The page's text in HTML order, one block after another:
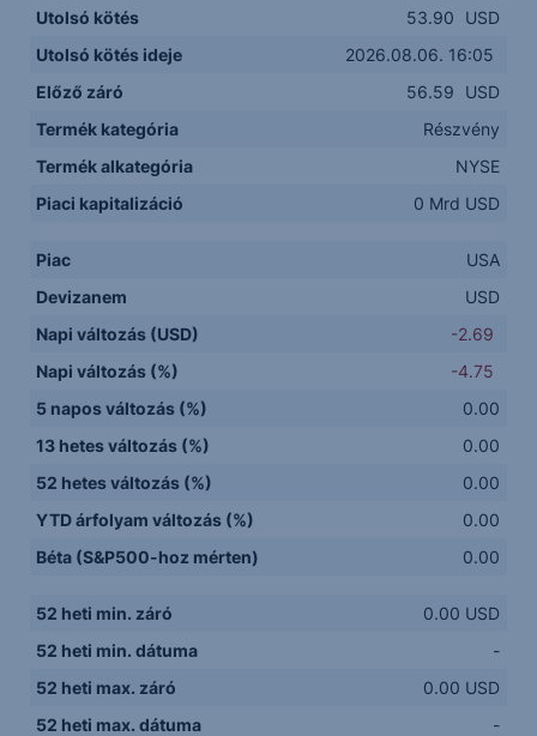
Utolsó kötés
53.90
USD
Utolsó kötés ideje
2026.08.06. 16:05
Előző záró
56.59
USD
Termék kategória
Részvény
Termék alkategória
NYSE
Piaci kapitalizáció
0 Mrd USD
Piac
USA
Devizanem
USD
Napi változás (USD)
-2.69
Napi változás (%)
-4.75
5 napos változás (%)
0.00
13 hetes változás (%)
0.00
52 hetes változás (%)
0.00
YTD árfolyam változás (%)
0.00
Béta (S&P500-hoz mérten)
0.00
52 heti min. záró
0.00 USD
52 heti min. dátuma
-
52 heti max. záró
0.00 USD
52 heti max. dátuma
-